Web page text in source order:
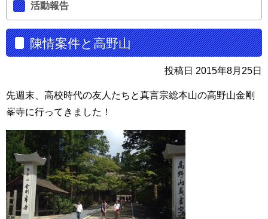
活動報告
陳情案件と高野山
投稿日 2015年8月25日
先週末、高校時代の友人たちと真言宗総本山の高野山金剛
峯寺に行ってきました！